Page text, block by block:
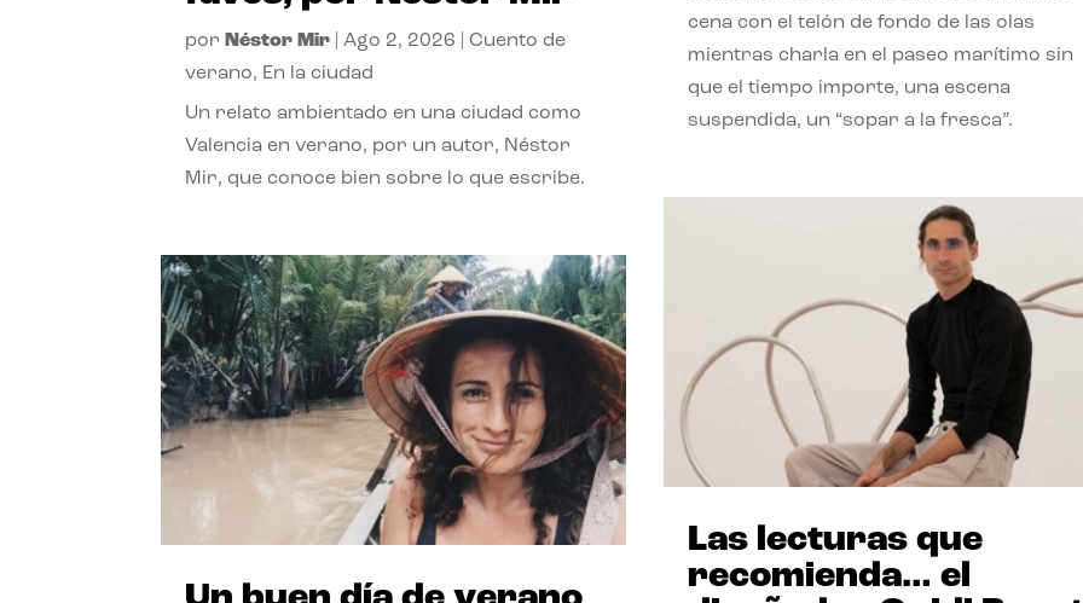
por Néstor Mir |Ago 2, 2026 |Cuento de
verano, En la ciudad
Un relato ambientado en una ciudad como
Valencia en verano, por un autor, Néstor
Mir, que conoce bien sobre lo que escribe.
cena con el telón de fondo de las olas
mientras charla en el paseo marítimo sin
que el tiempo importe, una escena
suspendida, un “sopar a la fresca”.
Las lecturas que
recomienda… el